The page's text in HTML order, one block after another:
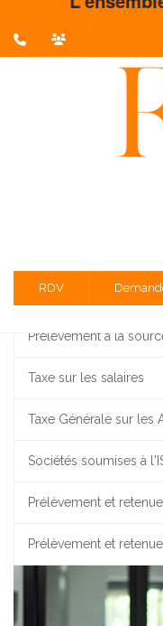
RDV
L'actualité du
Liste des
TVA régime réel
Prélèvement à la
Taxe sur les salaires
Taxe Générale sur les
Sociétés soumises à
Prélèvement et
Prélèvement et